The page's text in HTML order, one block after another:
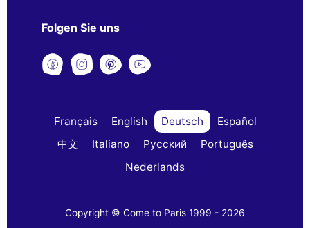
Folgen Sie uns
Français English Deutsch
Español
中文
Italiano Русский
Português
Nederlands
Copyright © Come to Paris 1999 - 2026